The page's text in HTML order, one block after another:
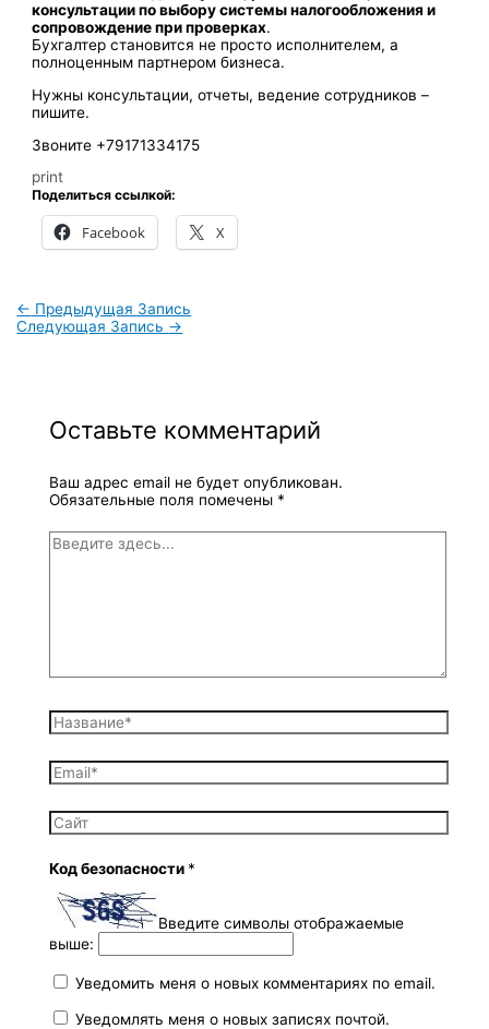
консультации по выбору системы налогообложения и
сопровождение при проверках.
Бухгалтер становится не просто исполнителем, а
полноценным партнером бизнеса.
Нужны консультации, отчеты, ведение сотрудников –
пишите.
Звоните +79171334175
print
Поделиться ссылкой:
Facebook X
← Предыдущая Запись
Следующая Запись →
Оставьте комментарий
Ваш адрес email не будет опубликован.
Обязательные поля помечены *
Код безопасности *
Введите символы отображаемые
выше:
Уведомить меня о новых комментариях по email.
Уведомлять меня о новых записях почтой.